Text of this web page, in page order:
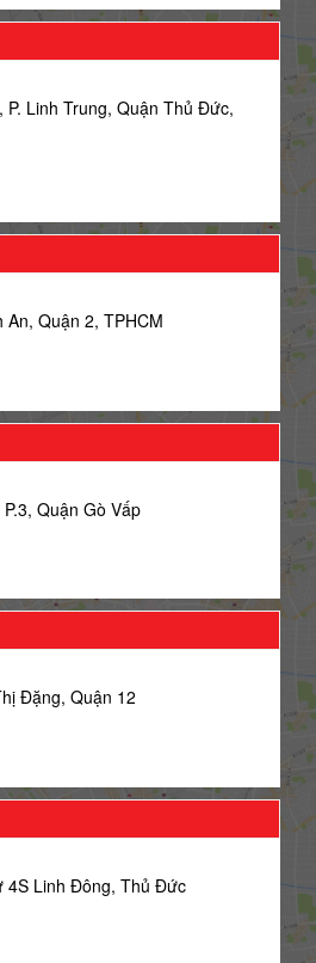
P. Linh Trung, Quận Thủ Đức,
An, Quận 2, TPHCM
Quận Gò Vấp
Đặng, Quận 12
4S Linh Đông, Thủ Đức